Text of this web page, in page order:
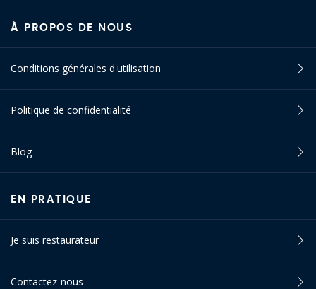
À PROPOS DE NOUS
Conditions générales d'utilisation
Politique de confidentialité
Blog
EN PRATIQUE
Je suis restaurateur
Contactez-nous